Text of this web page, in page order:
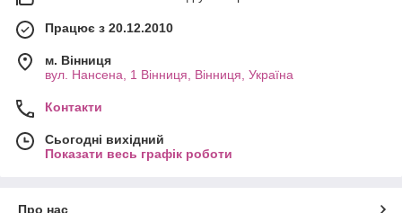
Працює з 20.12.2010
м. Вінниця
вул. Нансена, 1 Вінниця, Вінниця, Україна
Контакти
Сьогодні вихідний
Показати весь графік роботи
Про нас